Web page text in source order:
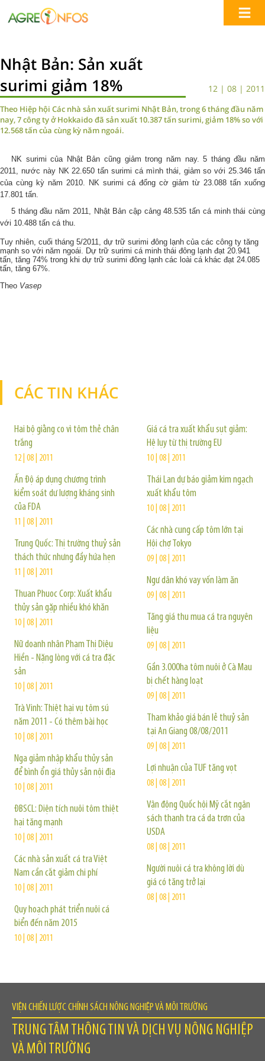
Nhật Bản: Sản xuất
surimi giảm 18%
12 | 08 | 2011
Theo Hiệp hội Các nhà sản xuất surimi Nhật Bản, trong 6 tháng đầu năm
nay, 7 công ty ở Hokkaido đã sản xuất 10.387 tấn surimi, giảm 18% so với
12.568 tấn của cùng kỳ năm ngoái.
NK surimi của Nhật Bản cũng giảm trong năm nay. 5 tháng đầu năm
2011, nước này NK 22.650 tấn surimi cá mình thái, giảm so với 25.346 tấn
của cùng kỳ năm 2010. NK surimi cá đổng cờ giảm từ 23.088 tấn xuống
17.801 tấn.
5 tháng đầu năm 2011, Nhật Bản cập cảng 48.535 tấn cá minh thái cùng
với 10.488 tấn cá thu.
Tuy nhiên, cuối tháng 5/2011, dự trữ surimi đông lạnh của các công ty tăng
mạnh so với năm ngoái. Dự trữ surimi cá minh thái đông lạnh đạt 20.941
tấn, tăng 74% trong khi dự trữ surimi đông lạnh các loài cá khác đạt 24.085
tấn, tăng 67%.
Theo Vasep
CÁC TIN KHÁC
Hai bộ giằng co vì tôm thẻ chân
trắng
12 | 08 | 2011
Ấn Độ áp dụng chương trình
kiểm soát dư lượng kháng sinh
của FDA
11 | 08 | 2011
Trung Quốc: Thị trường thuỷ sản
thách thức nhưng đầy hứa hẹn
11 | 08 | 2011
Thuan Phuoc Corp: Xuất khẩu
thủy sản gặp nhiều khó khăn
10 | 08 | 2011
Nữ doanh nhân Phạm Thị Diệu
Hiền - Nặng lòng với cá tra đặc
sản
10 | 08 | 2011
Trà Vinh: Thiệt hại vụ tôm sú
năm 2011 - Có thêm bài học
10 | 08 | 2011
Nga giảm nhập khẩu thủy sản
để bình ổn giá thủy sản nội địa
10 | 08 | 2011
ĐBSCL: Diện tích nuôi tôm thiệt
hại tăng mạnh
10 | 08 | 2011
Các nhà sản xuất cá tra Việt
Nam cần cắt giảm chi phí
10 | 08 | 2011
Quy hoạch phát triển nuôi cá
biển đến năm 2015
10 | 08 | 2011
Giá cá tra xuất khẩu sụt giảm:
Hệ lụy từ thị trường EU
10 | 08 | 2011
Thái Lan dự báo giảm kim ngạch
xuất khẩu tôm
10 | 08 | 2011
Các nhà cung cấp tôm lớn tại
Hội chợ Tokyo
09 | 08 | 2011
Ngư dân khó vay vốn làm ăn
09 | 08 | 2011
Tăng giá thu mua cá tra nguyên
liệu
09 | 08 | 2011
Gần 3.000ha tôm nuôi ở Cà Mau
bị chết hàng loạt
09 | 08 | 2011
Tham khảo giá bán lẻ thuỷ sản
tại An Giang 08/08/2011
09 | 08 | 2011
Lợi nhuận của TUF tăng vọt
08 | 08 | 2011
Vận động Quốc hội Mỹ cắt ngân
sách thanh tra cá da trơn của
USDA
08 | 08 | 2011
Người nuôi cá tra không lời dù
giá có tăng trở lại
08 | 08 | 2011
VIỆN CHIẾN LƯỢC CHÍNH SÁCH NÔNG NGHIỆP VÀ MÔI TRƯỜNG
TRUNG TÂM THÔNG TIN VÀ DỊCH VỤ NÔNG NGHIỆP
VÀ MÔI TRƯỜNG